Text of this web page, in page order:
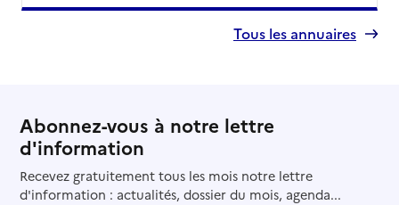
Tous les annuaires
Abonnez-vous à notre lettre
d'information
Recevez gratuitement tous les mois notre lettre
d'information : actualités, dossier du mois, agenda...